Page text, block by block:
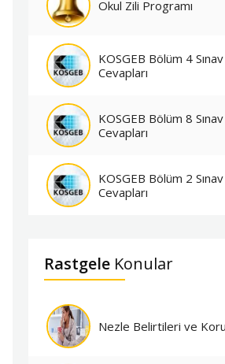
Okul Zili Programı
KOSGEB Bölüm 4
Cevapları
KOSGEB Bölüm 8
Cevapları
KOSGEB Bölüm 2
Cevapları
Rastgele Konular
Nezle Belirtileri ve